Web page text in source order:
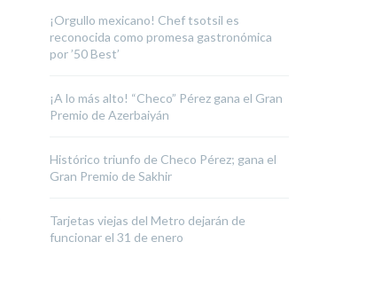
¡Orgullo mexicano! Chef tsotsil es
reconocida como promesa gastronómica
por ’50 Best’
¡A lo más alto! “Checo” Pérez gana el Gran
Premio de Azerbaiyán
Histórico triunfo de Checo Pérez; gana el
Gran Premio de Sakhir
Tarjetas viejas del Metro dejarán de
funcionar el 31 de enero